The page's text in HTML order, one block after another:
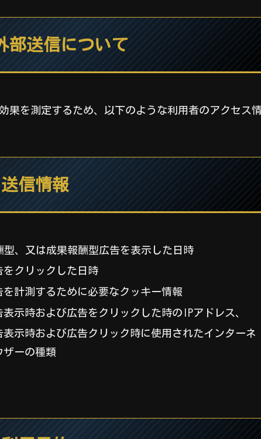
部送信について
果を測定するため、以下のような利用者のアクセス
送信情報
型、又は成果報酬型広告を表示した日時
クリックした日時
計測するために必要なクッキー情報
示時および広告をクリックした時のIPアドレス、
示時および広告クリック時に使用されたインターネ
ザーの種類